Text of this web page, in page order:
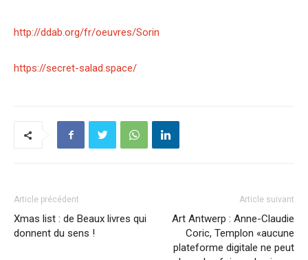
http://ddab.org/fr/oeuvres/Sorin
https://secret-salad.space/
Article précédent
Xmas list : de Beaux livres qui
donnent du sens !
Article suivant
Art Antwerp : Anne-Claudie
Coric, Templon «aucune
plateforme digitale ne peut